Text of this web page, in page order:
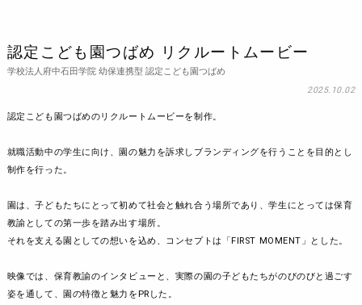
認定こども園つばめ リクルートムービー
学校法人府中石田学院 幼保連携型 認定こども園つばめ
2025.10.02
認定こども園つばめのリクルートムービーを制作。
就職活動中の学生に向け、園の魅力を訴求しブランディングを行うことを目的とし
制作を行った。
園は、子どもたちにとって初めて社会と触れ合う場所であり、学生にとっては保育
教諭としての第一歩を踏み出す場所。
それを支える園としての想いを込め、コンセプトは「FIRST MOMENT」とした。
映像では、保育教諭のインタビューと、実際の園の子どもたちがのびのびと過ごす
姿を通して、園の特徴と魅力をPRした。